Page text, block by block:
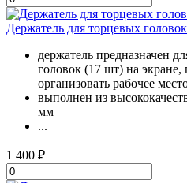
Держатель для торцевых
держатель предназначен
головок (17 шт) на экране,
организовать рабочее
выполнен из
мм
...
1 400 ₽